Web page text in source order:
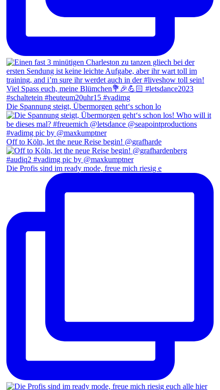
Die Spannung steigt, Übermorgen geht‘s schon lo
Off to Köln, let the neue Reise begin! @grafharde
Die Profis sind im ready mode, freue mich riesig e